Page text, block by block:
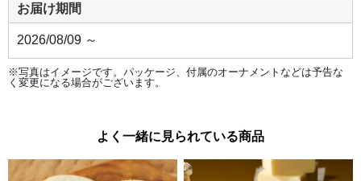
お届け期間
2026/08/09 ～
※写真はイメージです。パッケージ、付属のオーナメントなどは予告な
く変更になる場合がございます。
よく一緒に見られている商品